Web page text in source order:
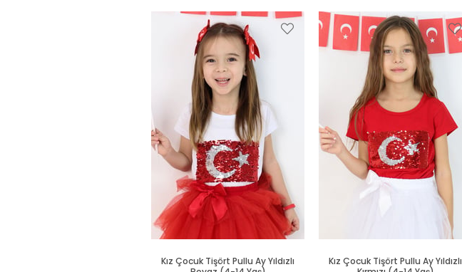
Kız Çocuk Tişört Pullu Ay Yıldızlı
Kız Çocuk Tişört Pullu Ay Yıldızlı